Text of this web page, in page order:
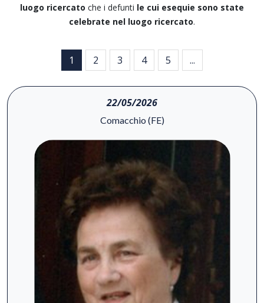
luogo ricercato che i defunti le cui esequie sono state
celebrate nel luogo ricercato.
1 2 3 4 5 ...
22/05/2026
Comacchio (FE)